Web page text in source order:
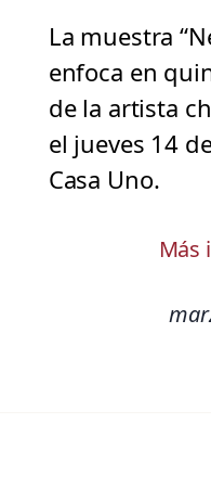
La muestra
enfoca en
de la artista
el jueves 14
Casa Uno.
Más